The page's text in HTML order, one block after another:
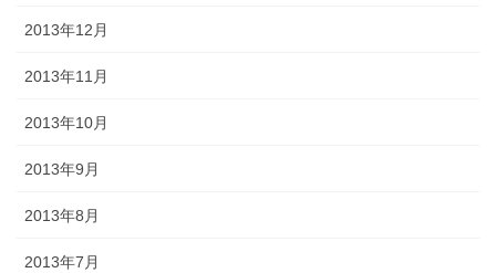
2013年12月
2013年11月
2013年10月
2013年9月
2013年8月
2013年7月